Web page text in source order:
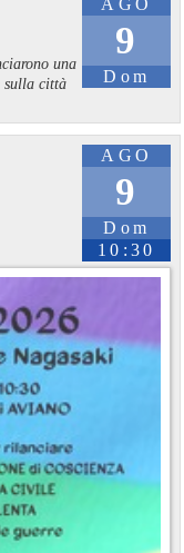
AGO
9
Dom
una
sulla città
AGO
9
Dom
10:30